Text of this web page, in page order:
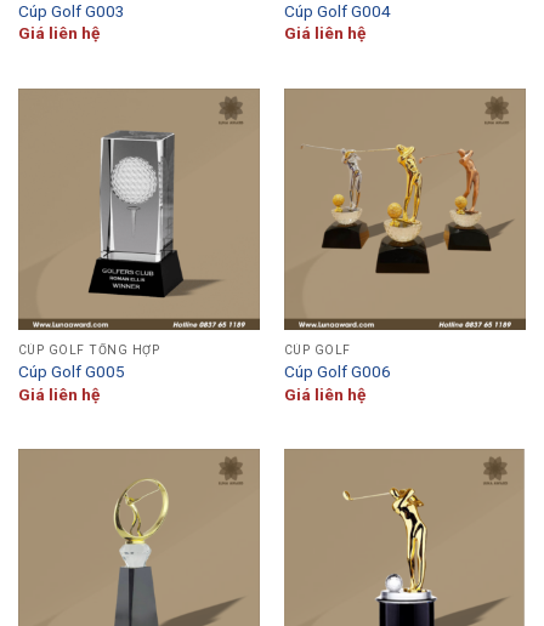
Cúp Golf G003
Giá liên hệ
Cúp Golf G004
Giá liên hệ
CÚP GOLF TỔNG HỢP
Cúp Golf G005
Giá liên hệ
CÚP GOLF
Cúp Golf G006
Giá liên hệ